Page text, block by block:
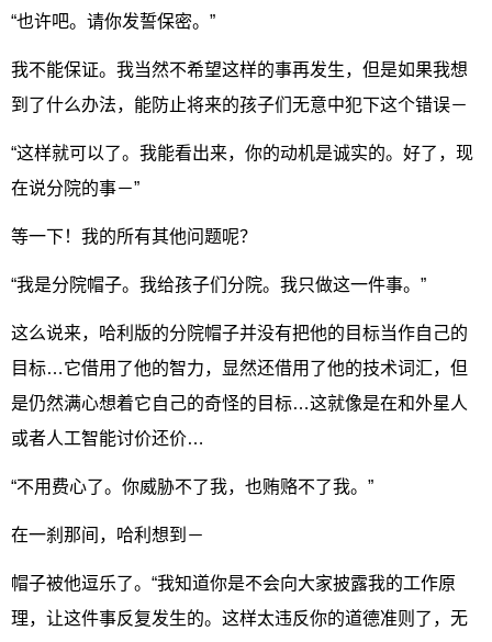
“也许吧。请你发誓保密。”
我不能保证。我当然不希望这样的事再发生，但是如果我想
到了什么办法，能防止将来的孩子们无意中犯下这个错误－
“这样就可以了。我能看出来，你的动机是诚实的。好了，现
在说分院的事－”
等一下！我的所有其他问题呢？
“我是分院帽子。我给孩子们分院。我只做这一件事。”
这么说来，哈利版的分院帽子并没有把他的目标当作自己的
目标…它借用了他的智力，显然还借用了他的技术词汇，但
是仍然满心想着它自己的奇怪的目标…这就像是在和外星人
或者人工智能讨价还价…
“不用费心了。你威胁不了我，也贿赂不了我。”
在一刹那间，哈利想到－
帽子被他逗乐了。“我知道你是不会向大家披露我的工作原
理，让这件事反复发生的。这样太违反你的道德准则了，无